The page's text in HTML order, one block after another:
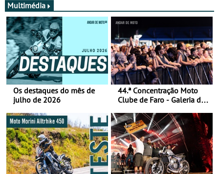
Multimédia
Os destaques do mês de
julho de 2026
44.ª Concentração Moto
Clube de Faro - Galeria de